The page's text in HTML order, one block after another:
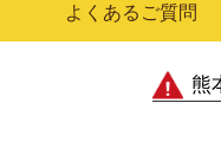
よくあるご質問
熊